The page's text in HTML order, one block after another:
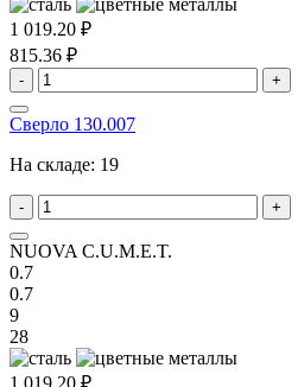
1 019.20 ₽
815.36 ₽
- +
Сверло 130.007
На складе: 19
- +
NUOVA C.U.M.E.T.
0.7
0.7
9
28